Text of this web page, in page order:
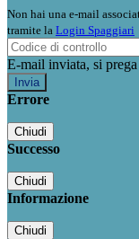
Non hai una e-mail
tramite la Login Spaggiari
E-mail inviata, si
Errore
Chiudi
Successo
Chiudi
Informazione
Chiudi